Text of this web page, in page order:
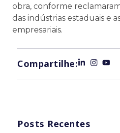
obra, conforme
das indústrias estaduais e
empresariais.
Compartilhe:
Posts Recentes